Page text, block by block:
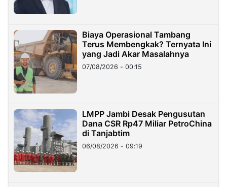
Biaya Operasional Tambang
Terus Membengkak? Ternyata Ini
yang Jadi Akar Masalahnya
07/08/2026 - 00:15
LMPP Jambi Desak Pengusutan
Dana CSR Rp47 Miliar PetroChina
di Tanjabtim
06/08/2026 - 09:19